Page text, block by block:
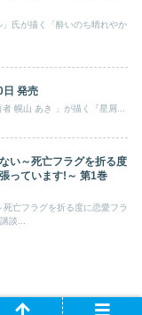
氏が描く「酔いのち晴れやか
日 発売
ビームコミックス (角川書店)の「著者 幌山 あき 」が描く『星屑...
い～死亡フラグを折る度
っています!～ 第1巻
亡フラグを折る度に恋愛フラ
談...